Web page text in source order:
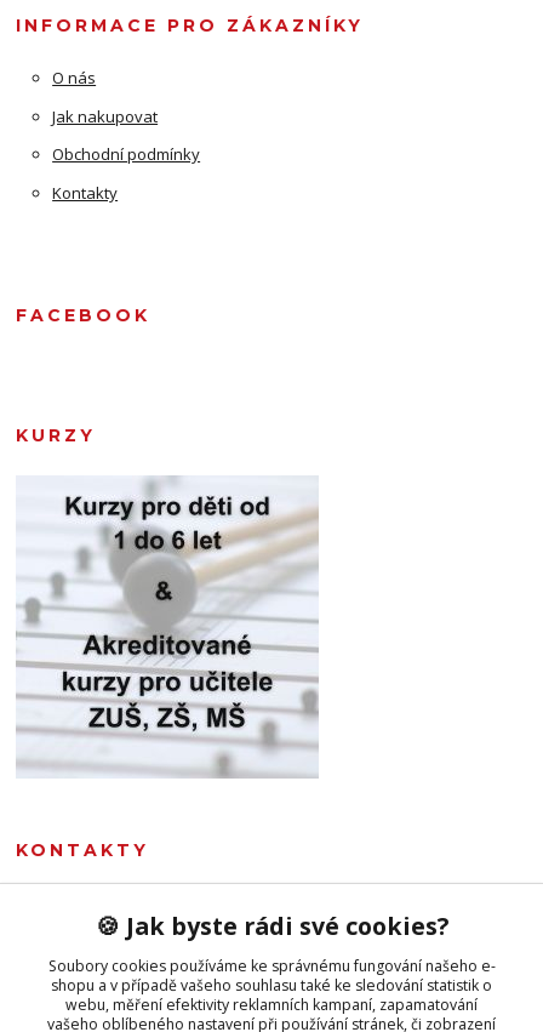
INFORMACE PRO ZÁKAZNÍKY
O nás
Jak nakupovat
Obchodní podmínky
Kontakty
FACEBOOK
KURZY
KONTAKTY
+420 777 107 335
(Po-Pá, 8-16 hod.)
obchod@hudebnivseznalek.cz
🍪 Jak byste rádi své cookies?
Soubory cookies používáme ke správnému fungování našeho e-
shopu a v případě vašeho souhlasu také ke sledování statistik o
webu, měření efektivity reklamních kampaní, zapamatování
vašeho oblíbeného nastavení při používání stránek, či zobrazení